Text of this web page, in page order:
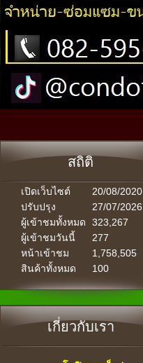
สถิติ
เปิดเว็บไซต์
20/08/2020
ปรับปรุง
27/07/2026
ผู้เข้าชมทั้งหมด
323,267
ผู้เข้าชมวันนี้
277
หน้าเข้าชม
1,758,505
สินค้าทั้งหมด
100
เกี่ยวกับเรา